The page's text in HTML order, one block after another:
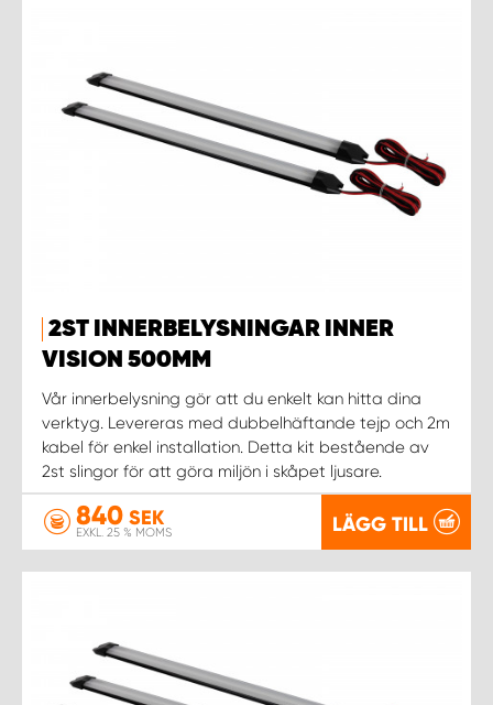
2ST INNERBELYSNINGAR INNER
VISION 500MM
Vår innerbelysning gör att du enkelt kan hitta dina
verktyg. Levereras med dubbelhäftande tejp och 2m
kabel för enkel installation. Detta kit bestående av
2st slingor för att göra miljön i skåpet ljusare.
840 SEK
EXKL. 25 % MOMS LÄGG TILL
WORK SYSTEM STOCKHOLM SYD
WORK SYSTEM UPPSALA
WORK SYSTEM VARBERG
WORK SYSTEM VÄRNAMO
WORK SYSTEM VÄSTERÅS
WORK SYSTEM ÖREBRO